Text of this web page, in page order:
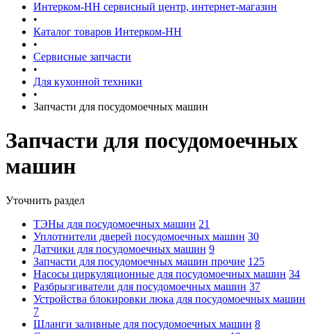
Интерком-НН сервисный центр, интернет-магазин
•
Каталог товаров Интерком-НН
•
Сервисные запчасти
•
Для кухонной техники
•
Запчасти для посудомоечных машин
Запчасти для посудомоечных
машин
Уточнить раздел
ТЭНы для посудомоечных машин 21
Уплотнители дверей посудомоечных машин 30
Датчики для посудомоечных машин 9
Запчасти для посудомоечных машин прочие 125
Насосы циркуляционные для посудомоечных машин 34
Разбрызгиватели для посудомоечных машин 37
Устройства блокировки люка для посудомоечных машин
7
Шланги заливные для посудомоечных машин 8